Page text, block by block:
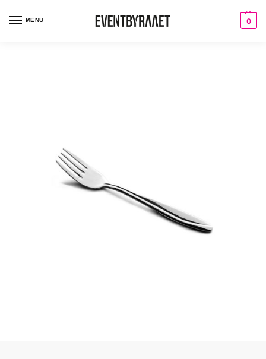
MENU 0